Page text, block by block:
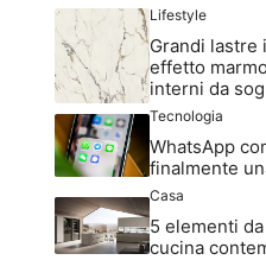
Lifestyle
Grandi lastre
effetto
interni da
Tecnologia
WhatsApp
finalmente
Casa
5 elementi
cucina